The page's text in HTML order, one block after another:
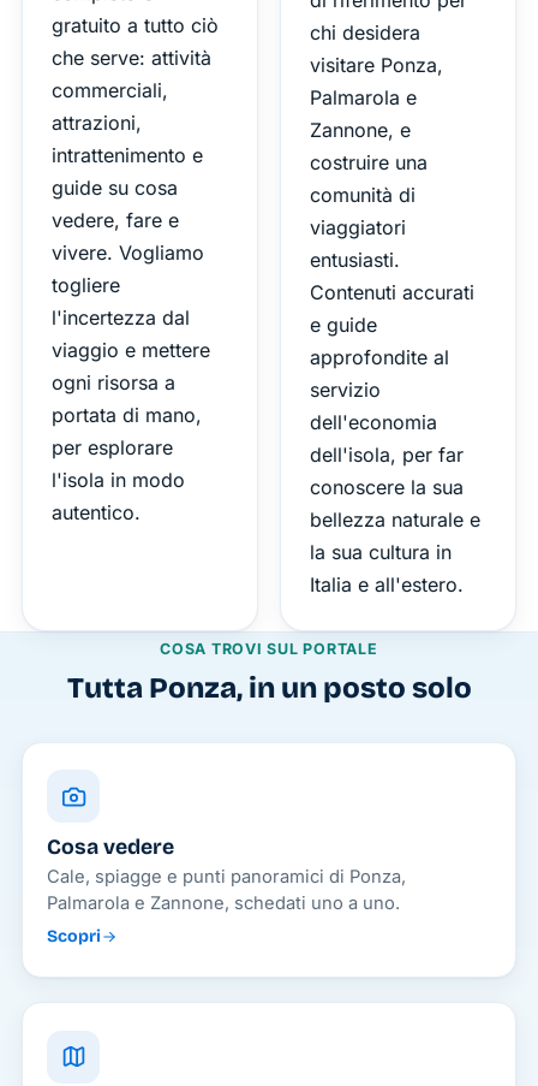
gratuito a tutto ciò
che serve: attività
commerciali,
attrazioni,
intrattenimento e
guide su cosa
vedere, fare e
vivere. Vogliamo
togliere
l'incertezza dal
viaggio e mettere
ogni risorsa a
portata di mano,
per esplorare
l'isola in modo
autentico.
chi desidera
visitare Ponza,
Palmarola e
Zannone, e
costruire una
comunità di
viaggiatori
entusiasti.
Contenuti accurati
e guide
approfondite al
servizio
dell'economia
dell'isola, per far
conoscere la sua
bellezza naturale e
la sua cultura in
Italia e all'estero.
COSA TROVI SUL PORTALE
Tutta Ponza, in un posto solo
Cosa vedere
Cale, spiagge e punti panoramici di Ponza,
Palmarola e Zannone, schedati uno a uno.
Scopri